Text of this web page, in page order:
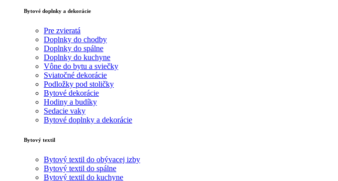
Bytové doplnky a dekorácie
Pre zvieratá
Doplnky do chodby
Doplnky do spálne
Doplnky do kuchyne
Vône do bytu a sviečky
Sviatočné dekorácie
Podložky pod stoličky
Bytové dekorácie
Hodiny a budíky
Sedacie vaky
Bytové doplnky a dekorácie
Bytový textil
Bytový textil do obývacej izby
Bytový textil do spálne
Bytový textil do kuchyne